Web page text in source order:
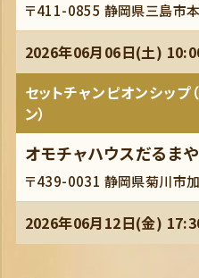
〒411-0855 静岡県三島市
2026年06月06日(土)
セットチャンピオンシップ
ン）
オモチャハウスだるまや
〒439-0031 静岡県菊川市
2026年06月12日(金)